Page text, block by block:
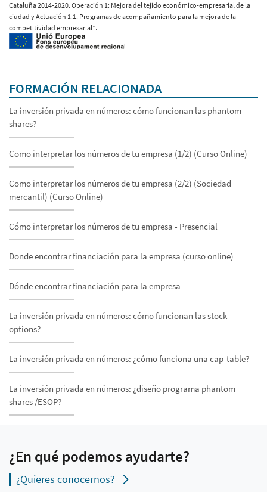
Cataluña 2014-2020. Operación 1: Mejora del tejido económico-empresarial de la
ciudad y Actuación 1.1. Programas de acompañamiento para la mejora de la
competitividad empresarial”.
FORMACIÓN RELACIONADA
La inversión privada en números: cómo funcionan las phantom-
shares?
Como interpretar los números de tu empresa (1/2) (Curso Online)
Como interpretar los números de tu empresa (2/2) (Sociedad
mercantil) (Curso Online)
Cómo interpretar los números de tu empresa - Presencial
Donde encontrar financiación para la empresa (curso online)
Dónde encontrar financiación para la empresa
La inversión privada en números: cómo funcionan las stock-
options?
La inversión privada en números: ¿cómo funciona una cap-table?
La inversión privada en números: ¿diseño programa phantom
shares /ESOP?
¿En qué podemos ayudarte?
¿Quieres conocernos?